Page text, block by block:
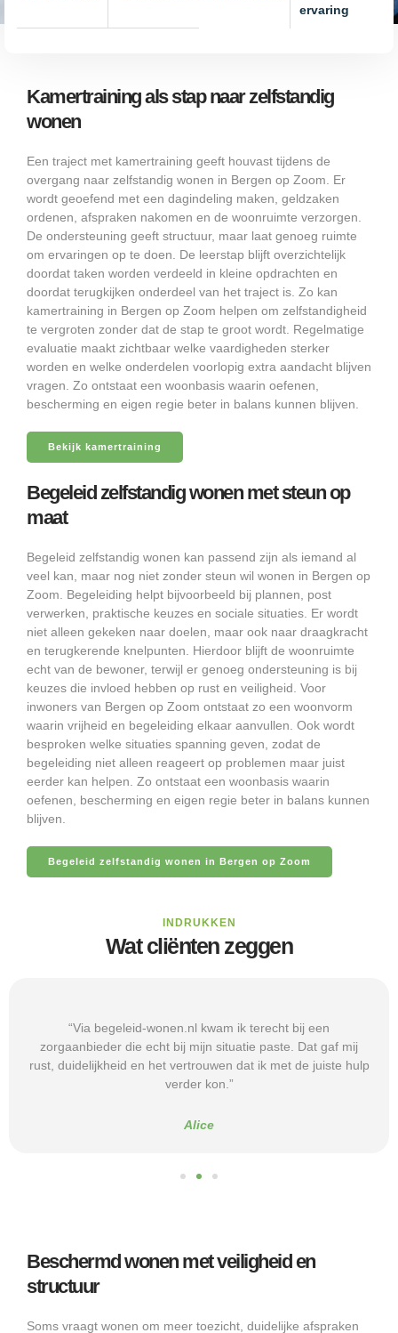
ervaring
Kamertraining als stap naar zelfstandig
wonen
Een traject met kamertraining geeft houvast tijdens de
overgang naar zelfstandig wonen in Bergen op Zoom. Er
wordt geoefend met een dagindeling maken, geldzaken
ordenen, afspraken nakomen en de woonruimte verzorgen.
De ondersteuning geeft structuur, maar laat genoeg ruimte
om ervaringen op te doen. De leerstap blijft overzichtelijk
doordat taken worden verdeeld in kleine opdrachten en
doordat terugkijken onderdeel van het traject is. Zo kan
kamertraining in Bergen op Zoom helpen om zelfstandigheid
te vergroten zonder dat de stap te groot wordt. Regelmatige
evaluatie maakt zichtbaar welke vaardigheden sterker
worden en welke onderdelen voorlopig extra aandacht blijven
vragen. Zo ontstaat een woonbasis waarin oefenen,
bescherming en eigen regie beter in balans kunnen blijven.
Bekijk kamertraining
Begeleid zelfstandig wonen met steun op
maat
Begeleid zelfstandig wonen kan passend zijn als iemand al
veel kan, maar nog niet zonder steun wil wonen in Bergen op
Zoom. Begeleiding helpt bijvoorbeeld bij plannen, post
verwerken, praktische keuzes en sociale situaties. Er wordt
niet alleen gekeken naar doelen, maar ook naar draagkracht
en terugkerende knelpunten. Hierdoor blijft de woonruimte
echt van de bewoner, terwijl er genoeg ondersteuning is bij
keuzes die invloed hebben op rust en veiligheid. Voor
inwoners van Bergen op Zoom ontstaat zo een woonvorm
waarin vrijheid en begeleiding elkaar aanvullen. Ook wordt
besproken welke situaties spanning geven, zodat de
begeleiding niet alleen reageert op problemen maar juist
eerder kan helpen. Zo ontstaat een woonbasis waarin
oefenen, bescherming en eigen regie beter in balans kunnen
blijven.
Begeleid zelfstandig wonen in Bergen op Zoom
INDRUKKEN
Wat cliënten zeggen
“Via begeleid-wonen.nl kwam ik terecht bij een
zorgaanbieder die echt bij mijn situatie paste. Dat gaf mij
rust, duidelijkheid en het vertrouwen dat ik met de juiste hulp
verder kon.”
Alice
Beschermd wonen met veiligheid en
structuur
Soms vraagt wonen om meer toezicht, duidelijke afspraken